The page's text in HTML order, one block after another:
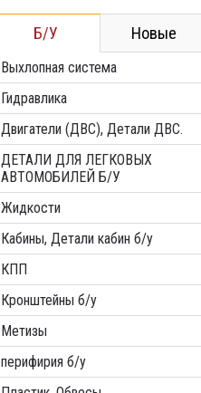
Б/У Новые
Выхлопная система
Гидравлика
Двигатели (ДВС), Детали ДВС.
ДЕТАЛИ ДЛЯ ЛЕГКОВЫХ
АВТОМОБИЛЕЙ Б/У
Жидкости
Кабины, Детали кабин б/у
КПП
Кронштейны б/у
Метизы
перифирия б/у